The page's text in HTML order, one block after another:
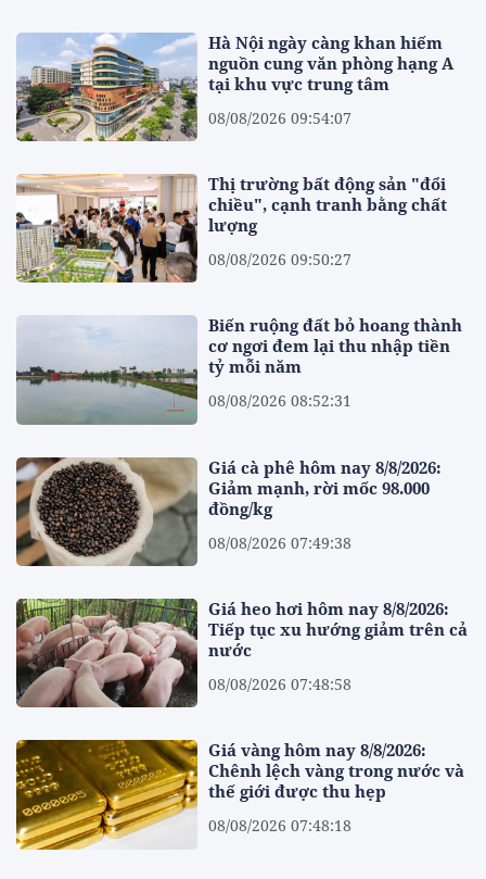
Hà Nội ngày càng khan hiếm
nguồn cung văn phòng hạng A
tại khu vực trung tâm
08/08/2026 09:54:07
Thị trường bất động sản "đổi
chiều", cạnh tranh bằng chất
lượng
08/08/2026 09:50:27
Biến ruộng đất bỏ hoang thành
cơ ngơi đem lại thu nhập tiền
tỷ mỗi năm
08/08/2026 08:52:31
Giá cà phê hôm nay 8/8/2026:
Giảm mạnh, rời mốc 98.000
đồng/kg
08/08/2026 07:49:38
Giá heo hơi hôm nay 8/8/2026:
Tiếp tục xu hướng giảm trên cả
nước
08/08/2026 07:48:58
Giá vàng hôm nay 8/8/2026:
Chênh lệch vàng trong nước và
thế giới được thu hẹp
08/08/2026 07:48:18